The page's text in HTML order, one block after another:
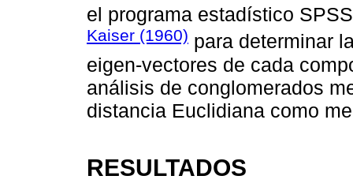
el programa estadístico
Kaiser (1960) para determinar
eigen-vectores de cada
análisis de conglomerados
distancia Euclidiana como
RESULTADOS